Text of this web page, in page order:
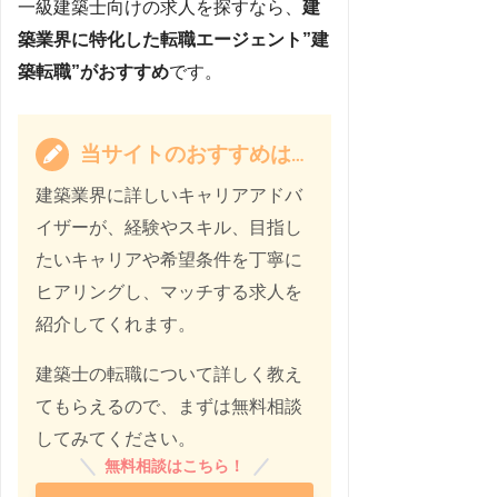
一級建築士向けの求人を探すなら、 建
築業界に特化した転職エージェント”建
築転職”がおすすめです。
当サイトのおすすめは…
建築業界に詳しいキャリアアドバ
イザーが、経験やスキル、目指し
たいキャリアや希望条件を丁寧に
ヒアリングし、マッチする求人を
紹介してくれます。
建築士の転職について詳しく教え
てもらえるので、まずは無料相談
してみてください。
無料相談はこちら！